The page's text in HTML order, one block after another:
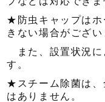
★防虫キャップはホ
きない場合がござい
また、設置状況に
す。
★スチーム除菌は、
はありません。